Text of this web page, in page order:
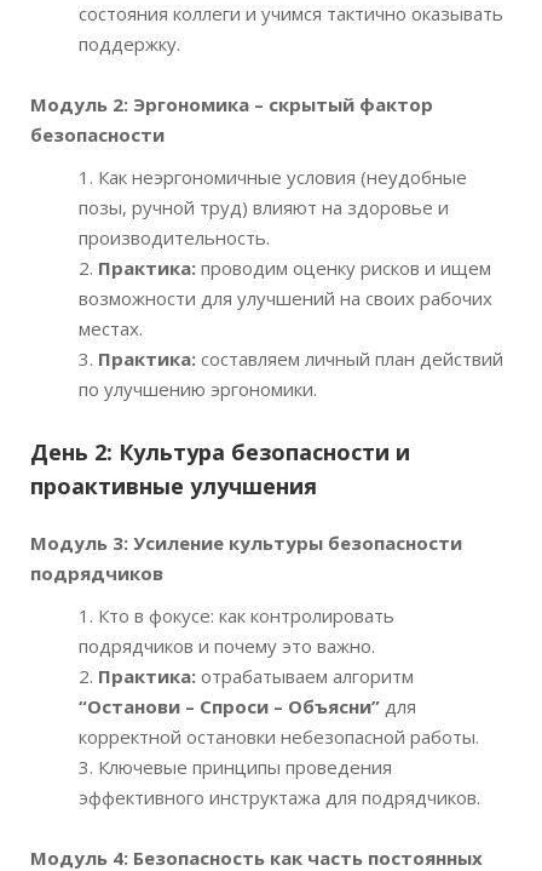
состояния коллеги и учимся тактично оказывать
поддержку.
Модуль 2: Эргономика – скрытый фактор
безопасности
Как неэргономичные условия (неудобные
позы, ручной труд) влияют на здоровье и
производительность.
Практика: проводим оценку рисков и ищем
возможности для улучшений на своих рабочих
местах.
Практика: составляем личный план действий
по улучшению эргономики.
День 2: Культура безопасности и
проактивные улучшения
Модуль 3: Усиление культуры безопасности
подрядчиков
Кто в фокусе: как контролировать
подрядчиков и почему это важно.
Практика: отрабатываем алгоритм
“Останови – Спроси – Объясни” для
корректной остановки небезопасной работы.
Ключевые принципы проведения
эффективного инструктажа для подрядчиков.
Модуль 4: Безопасность как часть постоянных